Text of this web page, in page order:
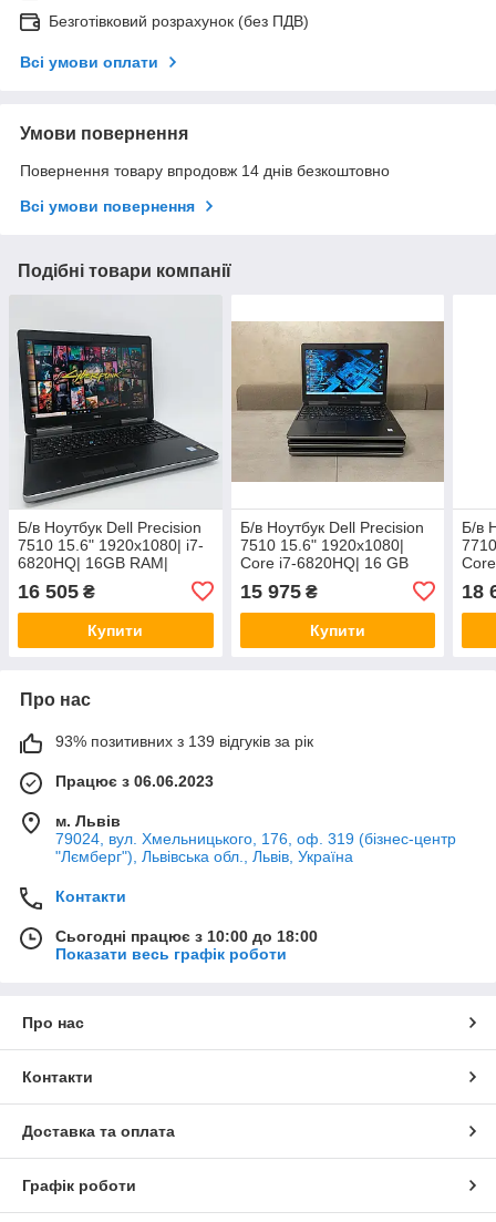
Безготівковий розрахунок (без ПДВ)
Всі умови оплати
Умови повернення
Повернення товару впродовж 14 днів безкоштовно
Всі умови повернення
Подібні товари компанії
Б/в Ноутбук Dell Precision
7510 15.6" 1920x1080| i7-
6820HQ| 16GB RAM|
256GB SSD+500GB HDD|
Quadro M2000M 4GB
16 505 ₴
Купити
Б/в Ноутбук Dell Precision
7510 15.6" 1920x1080|
Core i7-6820HQ| 16 GB
RAM| 500 GB SSD| Quadro
M2000M 4GB
15 975₴
Купити
Б/в
18
Про нас
93% позитивних з 139 відгуків за рік
Працює з 06.06.2023
м. Львів
79024, вул. Хмельницького, 176, оф. 319 (бізнес-центр
"Лємберг"), Львівська обл., Львів, Україна
Контакти
Сьогодні працює з 10:00 до 18:00
Показати весь графік роботи
Про нас
Контакти
Доставка та оплата
Графік роботи